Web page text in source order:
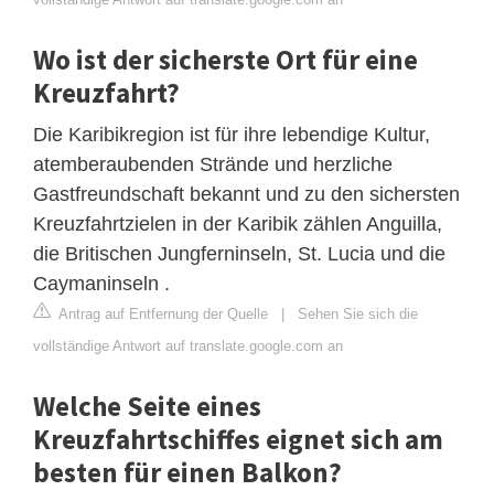
Wo ist der sicherste Ort für eine
Kreuzfahrt?
Die Karibikregion ist für ihre lebendige Kultur,
atemberaubenden Strände und herzliche
Gastfreundschaft bekannt und zu den sichersten
Kreuzfahrtzielen in der Karibik zählen Anguilla,
die Britischen Jungferninseln, St. Lucia und die
Caymaninseln .
Antrag auf Entfernung der Quelle | Sehen Sie sich die
vollständige Antwort auf translate.google.com an
Welche Seite eines
Kreuzfahrtschiffes eignet sich am
besten für einen Balkon?